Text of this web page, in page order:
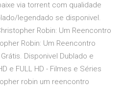
via torrent com qualidade
legendado se disponivel.
Robin: Um Reencontro
Robin: Um Reencontro
Disponivel Dublado e
e FULL HD - Filmes e Séries
robin um reencontro